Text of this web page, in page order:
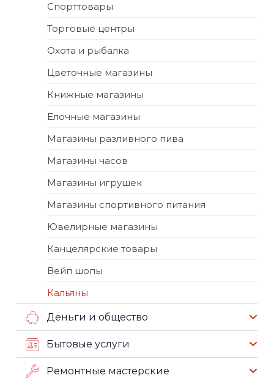
Спорттовары
Торговые центры
Охота и рыбалка
Цветочные магазины
Книжные магазины
Елочные магазины
Магазины разливного пива
Магазины часов
Магазины игрушек
Магазины спортивного питания
Ювелирные магазины
Канцелярские товары
Вейп шопы
Кальяны
Деньги и общество
Бытовые услуги
Ремонтные мастерские